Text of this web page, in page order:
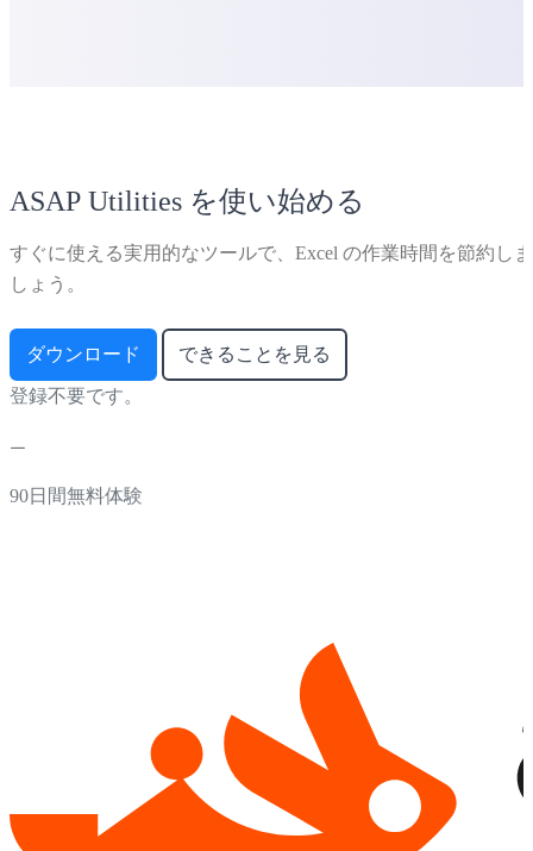
ASAP Utilities を使い始める
すぐに使える実用的なツールで、Excel の作業時間を節約しま
しょう。
ダウンロード できることを見る
登録不要です。
90日間無料体験